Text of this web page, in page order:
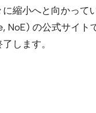
に縮小へと向かって
NoE) の公式サイト
します。